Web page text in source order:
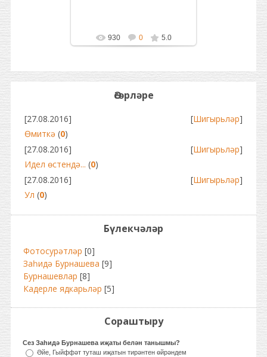
930 0 5.0
Әсәрләре
[27.08.2016] [Шигырьләр]
Өмиткә (0)
[27.08.2016]
[Шигырьләр]
Идел өстендә... (0)
[27.08.2016]
[Шигырьләр]
Ул (0)
Бүлекчәләр
Фотосурәтләр [0]
Заһидә Бурнашева [9]
Бурнашевлар [8]
Кадерле ядкарьләр [5]
Сораштыру
Сез Заһидә Бурнашева иҗаты белән танышмы?
Әйе, Гыйффәт туташ иҗатын тирәнтен өйрәндем